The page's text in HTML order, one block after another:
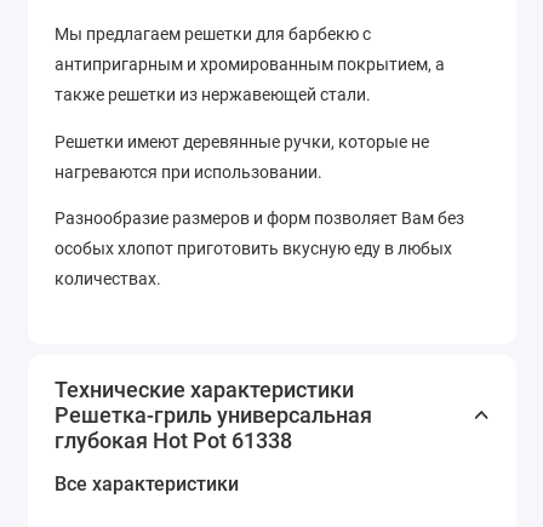
Мы предлагаем решетки для барбекю с
антипригарным и хромированным покрытием, а
также решетки из нержавеющей стали.
Решетки имеют деревянные ручки, которые не
нагреваются при использовании.
Разнообразие размеров и форм позволяет Вам без
особых хлопот приготовить вкусную еду в любых
количествах.
Технические характеристики
Решетка-гриль универсальная
глубокая Hot Pot 61338
Все характеристики